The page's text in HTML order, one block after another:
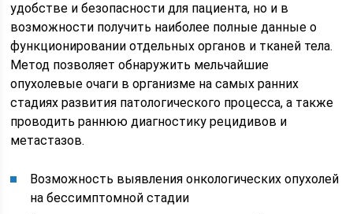
удобстве и безопасности для пациента, но и в
возможности получить наиболее полные данные о
функционировании отдельных органов и тканей тела.
Метод позволяет обнаружить мельчайшие
опухолевые очаги в организме на самых ранних
стадиях развития патологического процесса, а также
проводить раннюю диагностику рецидивов и
метастазов.
Возможность выявления онкологических опухолей
на бессимптомной стадии